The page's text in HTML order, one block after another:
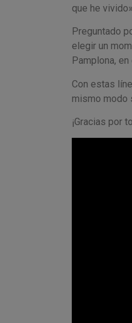
que he
Preguntado
elegir un
Pamplona,
Con estas
mismo modo
¡Gracias por